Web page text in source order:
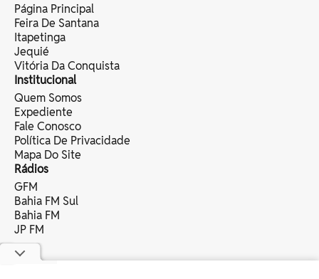
Página Principal
Feira De Santana
Itapetinga
Jequié
Vitória Da Conquista
Institucional
Quem Somos
Expediente
Fale Conosco
Política De Privacidade
Mapa Do Site
Rádios
GFM
Bahia FM Sul
Bahia FM
JP FM